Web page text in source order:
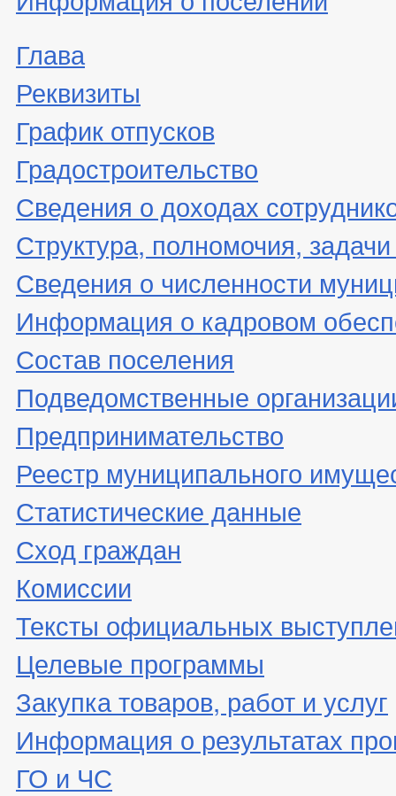
Глава
Реквизиты
График отпусков
Градостроительство
Сведения о доходах
Структура, полномочия,
Сведения о численности
Информация о кадровом
Состав поселения
Подведомственные
Предпринимательство
Реестр муниципального
Статистические данные
Сход граждан
Комиссии
Тексты официальных
Целевые программы
Закупка товаров, работ и услуг
Информация о результатах
ГО и ЧС